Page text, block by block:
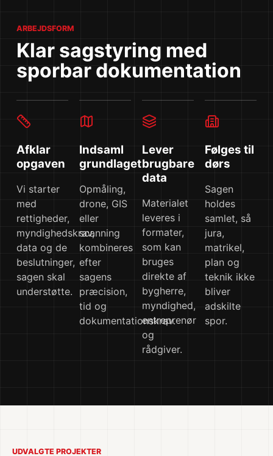
ARBEJDSFORM
Klar sagstyring med
sporbar dokumentation
Afklar
opgaven
Vi starter
med
rettigheder,
myndighedskrav,
data og de
beslutninger,
sagen skal
understøtte.
Indsaml
grundlaget
Opmåling,
drone, GIS
eller
scanning
kombineres
efter
sagens
præcision,
tid og
dokumentationskrav.
Lever
brugbare
data
Materialet
leveres i
formater,
som kan
bruges
direkte af
bygherre,
myndighed,
entreprenør
og
rådgiver.
Følges til
dørs
Sagen
holdes
samlet, så
jura,
matrikel,
plan og
teknik ikke
bliver
adskilte
spor.
UDVALGTE PROJEKTER